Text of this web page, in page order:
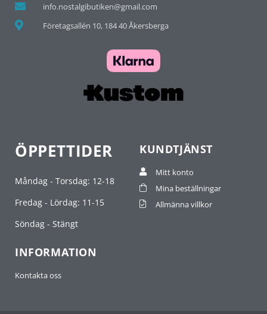
info.nostalgibutiken@gmail.com
Företagsallén 10, 184 40 Åkersberga
ÖPPETTIDER
Måndag - Torsdag: 12-18
Fredag - Lördag: 11-15
Söndag - Stängt
KUNDTJÄNST
Mitt konto
Mina beställningar
Allmänna villkor
INFORMATION
Kontakta oss